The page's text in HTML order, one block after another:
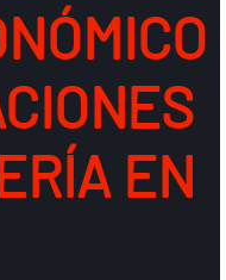
EN